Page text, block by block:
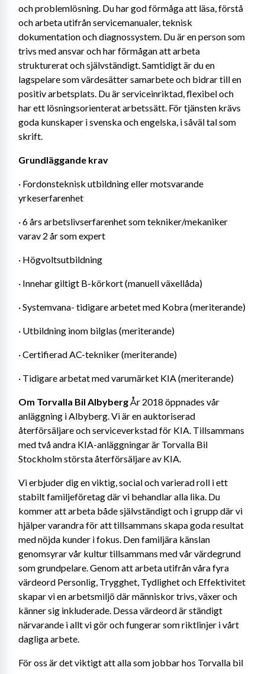
och problemlösning. Du har god förmåga att läsa, förstå
och arbeta utifrån servicemanualer, teknisk
dokumentation och diagnossystem. Du är en person som
trivs med ansvar och har förmågan att arbeta
strukturerat och självständigt. Samtidigt är du en
lagspelare som värdesätter samarbete och bidrar till en
positiv arbetsplats. Du är serviceinriktad, flexibel och
har ett lösningsorienterat arbetssätt. För tjänsten krävs
goda kunskaper i svenska och engelska, i såväl tal som
skrift.
Grundläggande krav
· Fordonsteknisk utbildning eller motsvarande
yrkeserfarenhet
· 6 års arbetslivserfarenhet som tekniker/mekaniker
varav 2 år som expert
· Högvoltsutbildning
· Innehar giltigt B-körkort (manuell växellåda)
· Systemvana- tidigare arbetet med Kobra (meriterande)
· Utbildning inom bilglas (meriterande)
· Certifierad AC-tekniker (meriterande)
· Tidigare arbetat med varumärket KIA (meriterande)
Om Torvalla Bil Albyberg År 2018 öppnades vår
anläggning i Albyberg. Vi är en auktoriserad
återförsäljare och serviceverkstad för KIA. Tillsammans
med två andra KIA-anläggningar är Torvalla Bil
Stockholm största återförsäljare av KIA.
Vi erbjuder dig en viktig, social och varierad roll i ett
stabilt familjeföretag där vi behandlar alla lika. Du
kommer att arbeta både självständigt och i grupp där vi
hjälper varandra för att tillsammans skapa goda resultat
med nöjda kunder i fokus. Den familjära känslan
genomsyrar vår kultur tillsammans med vår värdegrund
som grundpelare. Genom att arbeta utifrån våra fyra
värdeord Personlig, Trygghet, Tydlighet och Effektivitet
skapar vi en arbetsmiljö där människor trivs, växer och
känner sig inkluderade. Dessa värdeord är ständigt
närvarande i allt vi gör och fungerar som riktlinjer i vårt
dagliga arbete.
För oss är det viktigt att alla som jobbar hos Torvalla bil